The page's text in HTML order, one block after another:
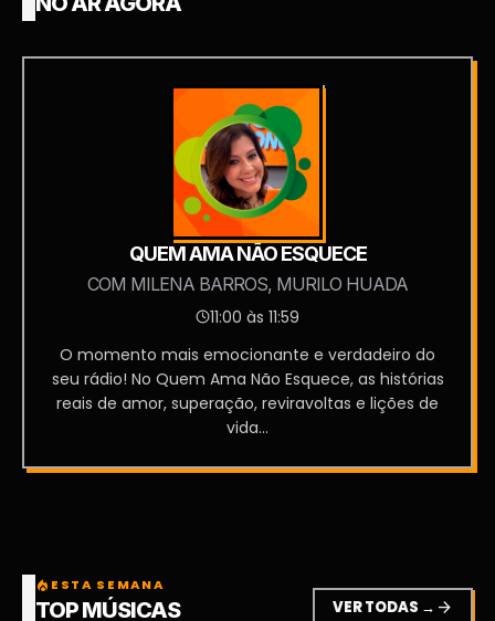
QUEM AMA NÃO ESQUECE
COM MILENA BARROS, MURILO HUADA
11:00 às 11:59
O momento mais emocionante e verdadeiro do
seu rádio! No Quem Ama Não Esquece, as histórias
reais de amor, superação, reviravoltas e lições de
vida...
local_fire_department ESTA SEMANA
TOP MÚSICAS VER TODAS → arrow_forward